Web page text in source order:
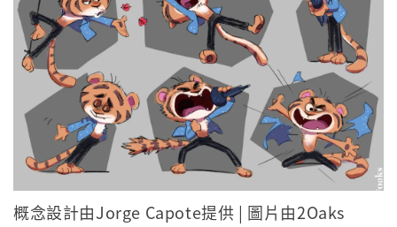
概念設計由Jorge Capote提供 | 圖片由2Oaks